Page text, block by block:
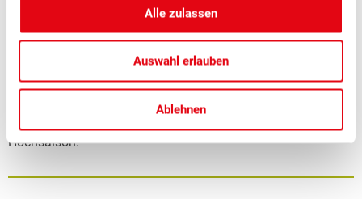
Alle zulassen
Auswahl erlauben
Ablehnen
Medienmitteilungen, Tafelfrüchte
Schweizer Zwetschgen: Der
zwetschgenblaue Genuss hat wieder
Hochsaison
Hochsaison.